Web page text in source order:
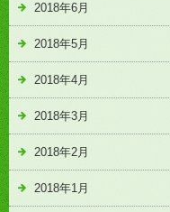
2018年6月
2018年5月
2018年4月
2018年3月
2018年2月
2018年1月